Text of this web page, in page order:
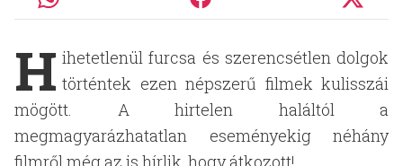
H ihetetlenül furcsa és szerencsétlen dolgok
történtek ezen népszerű filmek kulisszái
mögött. A hirtelen haláltól a
megmagyarázhatatlan eseményekig néhány
filmről még az is hírlik, hogy átkozott!